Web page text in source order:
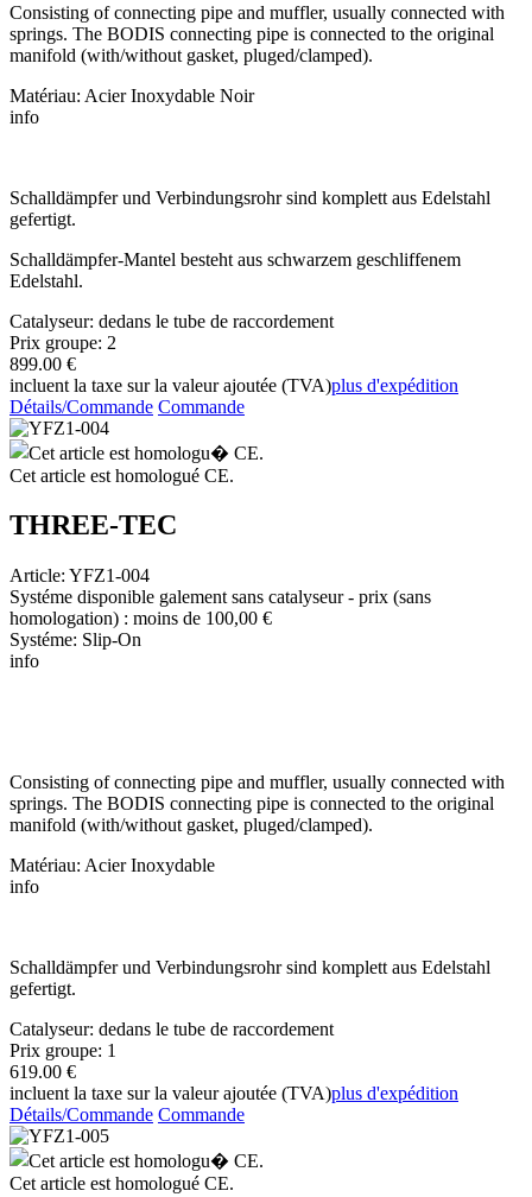
Consisting of connecting pipe and muffler, usually connected with
springs. The BODIS connecting pipe is connected to the original
manifold (with/without gasket, pluged/clamped).
Matériau: Acier Inoxydable Noir
info
Schalldämpfer und Verbindungsrohr sind komplett aus Edelstahl
gefertigt.
Schalldämpfer-Mantel besteht aus schwarzem geschliffenem
Edelstahl.
Catalyseur: dedans le tube de raccordement
Prix groupe: 2
899.00 €
incluent la taxe sur la valeur ajoutée (TVA)plus d'expédition
Détails/Commande Commande
Cet article est homologué CE.
THREE-TEC
Article: YFZ1-004
Systéme disponible galement sans catalyseur - prix (sans
homologation) : moins de 100,00 €
Systéme: Slip-On
info
Consisting of connecting pipe and muffler, usually connected with
springs. The BODIS connecting pipe is connected to the original
manifold (with/without gasket, pluged/clamped).
Matériau: Acier Inoxydable
info
Schalldämpfer und Verbindungsrohr sind komplett aus Edelstahl
gefertigt.
Catalyseur: dedans le tube de raccordement
Prix groupe: 1
619.00 €
incluent la taxe sur la valeur ajoutée (TVA)plus d'expédition
Détails/Commande Commande
Cet article est homologué CE.